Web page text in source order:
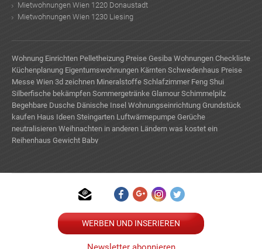
Mietwohnungen Wien 1220 Donaustadt
Mietwohnungen Wien 1230 Liesing
Wohnung Einrichten Pelletheizung Preise Gesiba Wohnungen Checkliste
Küchenplanung Eigentumswohnungen Kärnten Schwedenhaus Preise
Messe Wien 3d zeichnen Mineralstoffe Schlafzimmer Feng Shui
Silberfische bekämpfen Sommergetränke Glamour Schimmelpilz
Begehbare Dusche Dänische Insel Wohnungseinrichtung Grundstück
kaufen Haus Ideen Steingarten Luftwärmepumpe Gerüche
neutralisieren Weihnachten in anderen Ländern was kostet ein
Reihenhaus Gewicht Baby
WERBEN UND INSERIEREN